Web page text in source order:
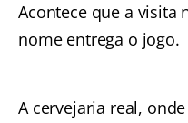
Acontece que a visita
nome entrega o jogo.
A cervejaria real,